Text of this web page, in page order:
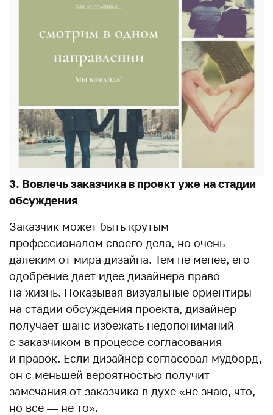
3. Вовлечь заказчика в проект уже на стадии
обсуждения
Заказчик может быть крутым
профессионалом своего дела, но очень
далеким от мира дизайна. Тем не менее, его
одобрение дает идее дизайнера право
на жизнь. Показывая визуальные ориентиры
на стадии обсуждения проекта, дизайнер
получает шанс избежать недопониманий
с заказчиком в процессе согласования
и правок. Если дизайнер согласовал мудборд,
он с меньшей вероятностью получит
замечания от заказчика в духе «не знаю, что,
но все — не то».